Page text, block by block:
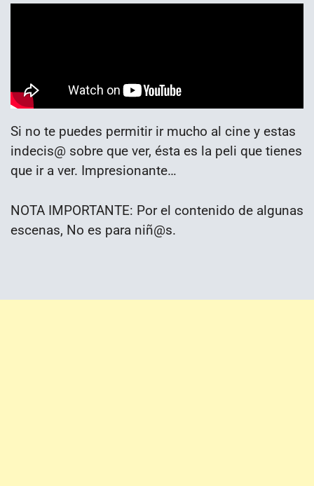
Si no te puedes permitir ir mucho al cine y estas
indecis@ sobre que ver, ésta es la peli que tienes
que ir a ver. Impresionante…
NOTA IMPORTANTE: Por el contenido de algunas
escenas, No es para niñ@s.